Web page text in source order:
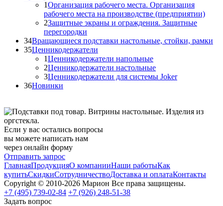
1Организация рабочего места. Организация
рабочего места на производстве (предприятии)
2Защитные экраны и ограждения. Защитные
перегородки
34Вращающиеся подставки настольные, стойки, рамки
35Ценникодержатели
1Ценникодержатели напольные
2Ценникодержатели настольные
3Ценникодержатели для системы Joker
36Новинки
Если у вас остались вопросы
вы можете написать нам
через онлайн форму
Отправить запрос
ГлавнаяПродукцияО компанииНаши работыКак
купитьСкидкиСотрудничествоДоставка и оплатаКонтакты
Copyright © 2010-2026 Марион Все права защищены.
+7 (495) 739-02-84 +7 (926) 248-51-38
Задать вопрос